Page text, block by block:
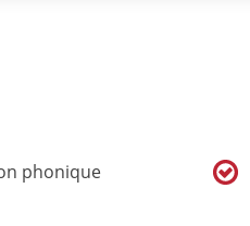
phonique